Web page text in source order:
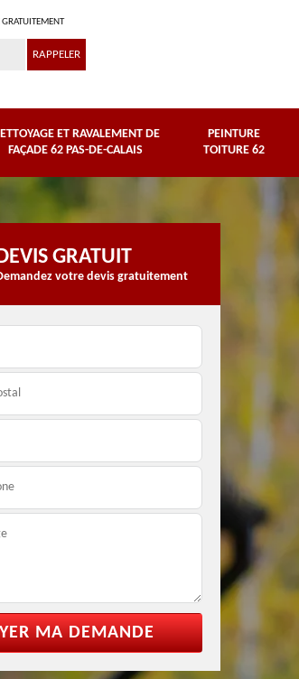
ET RAVALEMENT DE
FAÇADE 62 PAS-DE-CALAIS
PEINTURE
TOITURE 62
de-Calais
DEVIS GRATUIT
votre devis gratuitement